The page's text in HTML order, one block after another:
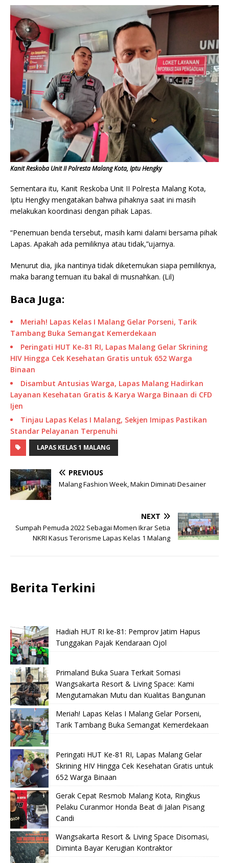
Kanit Reskoba Unit II Polresta Malang Kota, Iptu Hengky
Sementara itu, Kanit Reskoba Unit II Polresta Malang Kota,
Iptu Hengky mengatakan bahwa pihaknya saat ini masih
melakukan koordinasi dengan pihak Lapas.
“Penemuan benda tersebut, masih kami dalami bersama pihak
Lapas. Apakah ada pemiliknya atau tidak,”ujarnya.
Menurut dia, jika nantinya tidak diketemukan siapa pemiliknya,
maka barang temuan itu bakal di musnahkan. (Lil)
Baca Juga:
Meriah! Lapas Kelas I Malang Gelar Porseni, Tarik
Tambang Buka Semangat Kemerdekaan
Peringati HUT Ke-81 RI, Lapas Malang Gelar Skrining
HIV Hingga Cek Kesehatan Gratis untuk 652 Warga
Binaan
Disambut Antusias Warga, Lapas Malang Hadirkan
Layanan Kesehatan Gratis & Karya Warga Binaan di CFD
Ijen
Tinjau Lapas Kelas I Malang, Sekjen Imipas Pastikan
Standar Pelayanan Terpenuhi
LAPAS KELAS 1 MALANG
PREVIOUS
Malang Fashion Week, Makin Diminati Desainer
NEXT
Sumpah Pemuda 2022 Sebagai Momen Ikrar Setia
NKRI Kasus Terorisme Lapas Kelas 1 Malang
Berita Terkini
Hadiah HUT RI ke-81: Pemprov Jatim Hapus
Tunggakan Pajak Kendaraan Ojol
Primaland Buka Suara Terkait Somasi
Wangsakarta Resort & Living Space: Kami
Mengutamakan Mutu dan Kualitas Bangunan
Meriah! Lapas Kelas I Malang Gelar Porseni,
Tarik Tambang Buka Semangat Kemerdekaan
Peringati HUT Ke-81 RI, Lapas Malang Gelar
Skrining HIV Hingga Cek Kesehatan Gratis untuk
652 Warga Binaan
Gerak Cepat Resmob Malang Kota, Ringkus
Pelaku Curanmor Honda Beat di Jalan Pisang
Candi
Wangsakarta Resort & Living Space Disomasi,
Diminta Bayar Kerugian Kontraktor